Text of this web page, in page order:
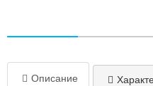
Описание